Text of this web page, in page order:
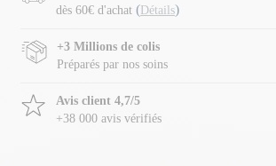
dès 60€ d'achat ( Détails)
+3 Millions de colis
Préparés par nos soins
Avis client 4,7/5
+38 000 avis vérifiés